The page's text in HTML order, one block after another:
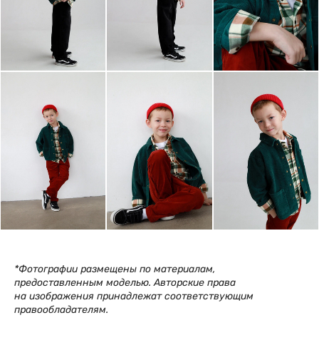
*Фотографии размещены по материалам,
предоставленным моделью. Авторские права
на изображения принадлежат соответствующим
правообладателям.